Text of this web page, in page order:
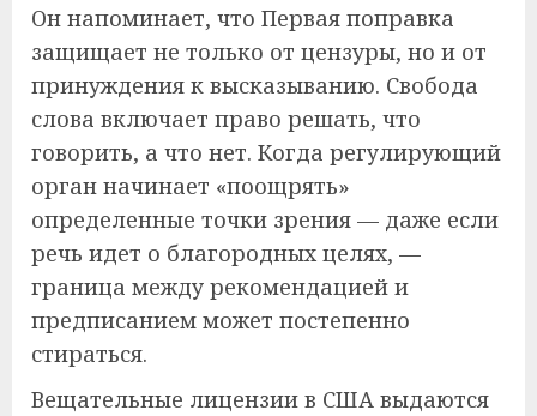
Он напоминает, что Первая поправка
защищает не только от цензуры, но и от
принуждения к высказыванию. Свобода
слова включает право решать, что
говорить, а что нет. Когда регулирующий
орган начинает «поощрять»
определенные точки зрения — даже если
речь идет о благородных целях, —
граница между рекомендацией и
предписанием может постепенно
стираться.
Вещательные лицензии в США выдаются